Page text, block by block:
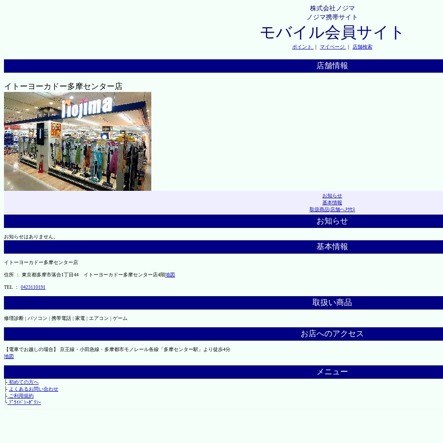
株式会社ノジマ
ノジマ携帯サイト
モバイル会員サイト
ポイント ｜ マイページ ｜ 店舗検索
店舗情報
イトーヨーカドー多摩センター店
お知らせ
基本情報
取扱商品|店舗へｱｸｾｽ
お知らせ
お知らせはありません。
基本情報
イトーヨーカドー多摩センター店
住所 ： 東京都多摩市落合1丁目44 イトーヨーカドー多摩センター店4階地図
TEL ： 0423110191
取扱い商品
修理診断 | パソコン | 携帯電話 | 家電 | エアコン | ゲーム
お店へのアクセス
【電車でお越しの場合】 京王線・小田急線・多摩都市モノレール各線「多摩センター駅」より徒歩4分
地図
メニュー
├初めての方へ
├ よくあるお問い合わせ
├ご利用規約
└ﾌﾟﾗｲﾊﾞｼｰﾎﾟﾘｼｰ